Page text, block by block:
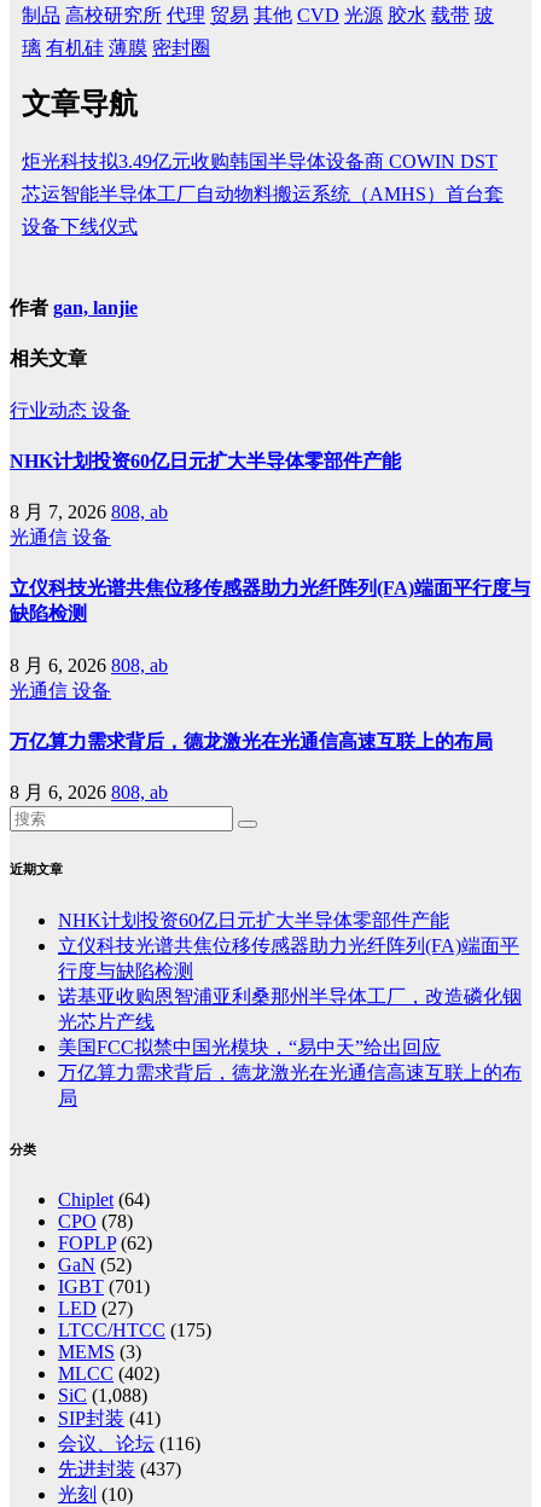
制品 高校研究所 代理 贸易 其他 CVD 光源 胶水 载带 玻
璃 有机硅 薄膜 密封圈
文章导航
炬光科技拟3.49亿元收购韩国半导体设备商 COWIN DST
芯运智能半导体工厂自动物料搬运系统（AMHS）首台套
设备下线仪式
作者 gan, lanjie
相关文章
行业动态 设备
NHK计划投资60亿日元扩大半导体零部件产能
8 月 7, 2026 808, ab
光通信 设备
立仪科技光谱共焦位移传感器助力光纤阵列(FA)端面平行度与
缺陷检测
8 月 6, 2026 808, ab
光通信 设备
万亿算力需求背后，德龙激光在光通信高速互联上的布局
8 月 6, 2026 808, ab
近期文章
NHK计划投资60亿日元扩大半导体零部件产能
立仪科技光谱共焦位移传感器助力光纤阵列(FA)端面平
行度与缺陷检测
诺基亚收购恩智浦亚利桑那州半导体工厂，改造磷化铟
光芯片产线
美国FCC拟禁中国光模块，“易中天”给出回应
万亿算力需求背后，德龙激光在光通信高速互联上的布
局
分类
Chiplet (64)
CPO (78)
FOPLP(62)
GaN (52)
IGBT (701)
LED (27)
LTCC/HTCC (175)
MEMS (3)
MLCC (402)
SiC (1,088)
SIP封装 (41)
会议、论坛 (116)
先进封装 (437)
光刻 (10)